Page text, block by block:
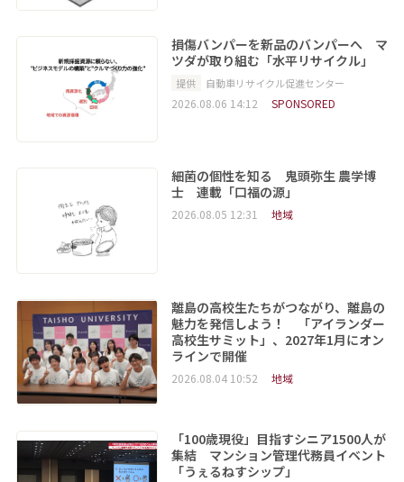
損傷バンパーを新品のバンパーへ マ
ツダが取り組む「水平リサイクル」
提供 自動車リサイクル促進センター
2026.08.06 14:12 SPONSORED
細菌の個性を知る 鬼頭弥生 農学博
士 連載「口福の源」
2026.08.05 12:31 地域
離島の高校生たちがつながり、離島の
魅力を発信しよう！ 「アイランダー
高校生サミット」、2027年1月にオン
ラインで開催
2026.08.04 10:52 地域
「100歳現役」目指すシニア1500人が
集結 マンション管理代務員イベント
「うぇるねすシップ」